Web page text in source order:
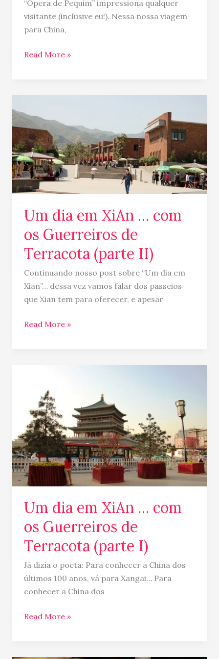
“Opera de Pequim” impressiona qualquer
visitante (inclusive eu!). Nessa nossa viagem
para China,
Read More »
Um dia em XiAn … com
os Guerreiros de
Terracota (parte II)
Continuando nosso post sobre “Um dia em
Xian”… dessa vez vamos falar dos passeios
que Xian tem para oferecer, e apesar
dia
em
XiAn
…
com
os
Guerreiros
Terracota
(parte
II)
Read More »
Um dia em XiAn … com
os Guerreiros de
Terracota (parte I)
Já dizia o poeta: Para conhecer a China dos
últimos 100 anos, vá para Xangai… Para
conhecer a China dos
XiAn
…
com
os
Guerreiros
de
Terracota
(parte
I)
Read More »